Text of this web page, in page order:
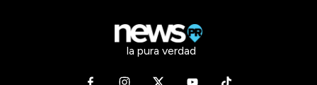
la pura verdad